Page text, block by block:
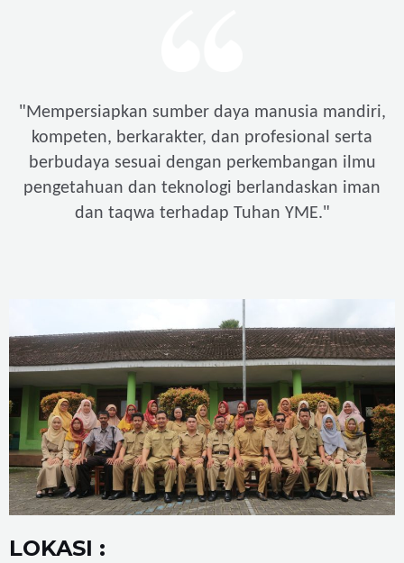
"Mempersiapkan sumber daya manusia mandiri,
kompeten, berkarakter, dan profesional serta
berbudaya sesuai dengan perkembangan ilmu
pengetahuan dan teknologi berlandaskan iman
dan taqwa terhadap Tuhan YME."
LOKASI :